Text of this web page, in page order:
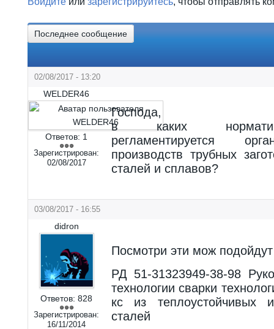
Последнее сообщение
02/08/2017 - 13:20
WELDER46
Ответов: 1
Зарегистрирован:
02/08/2017
Господа,
в каких
регламентируется
производств трубных
сталей и сплавов?
03/08/2017 - 16:55
didron
Ответов: 828
Зарегистрирован:
16/11/2014
Посмотри эти мож подойдут
РД 51-31323949-38-98
технологии сварки
кс из теплоустойчивых
сталей